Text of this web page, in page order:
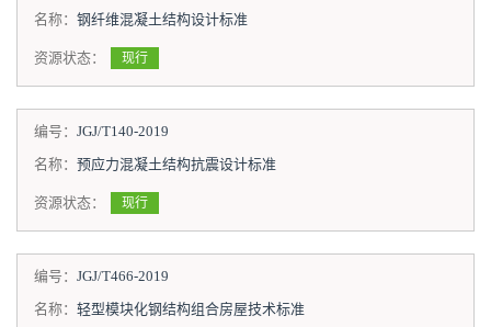
名称： 钢纤维混凝土结构设计标准
资源状态： 现行
编号： JGJ/T140-2019
名称： 预应力混凝土结构抗震设计标准
资源状态： 现行
编号： JGJ/T466-2019
名称： 轻型模块化钢结构组合房屋技术标准